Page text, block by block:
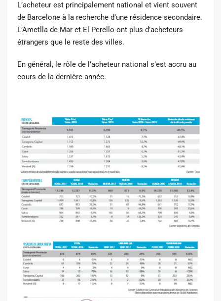
L’acheteur est principalement national et vient souvent
de Barcelone à la recherche d’une résidence secondaire.
L’Ametlla de Mar et El Perello ont plus d’acheteurs
étrangers que le reste des villes.
En général, le rôle de l’acheteur national s’est accru au
cours de la dernière année.